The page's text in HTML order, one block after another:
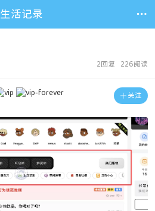
生活记录 
2回复 226阅读
 关注